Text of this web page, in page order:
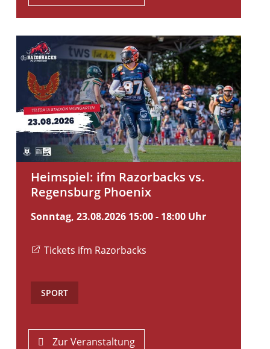
Heimspiel: ifm Razorbacks vs.
Regensburg Phoenix
Sonntag, 23.08.2026 15:00 - 18:00 Uhr
Tickets ifm Razorbacks
SPORT
Zur Veranstaltung